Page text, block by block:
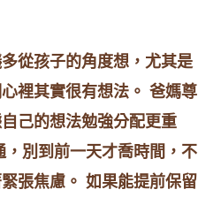
從孩子的角度想，尤其是
裡其實很有想法。 爸媽尊
己的想法勉強分配更重
別到前一天才喬時間，不
張焦慮。 如果能提前保留